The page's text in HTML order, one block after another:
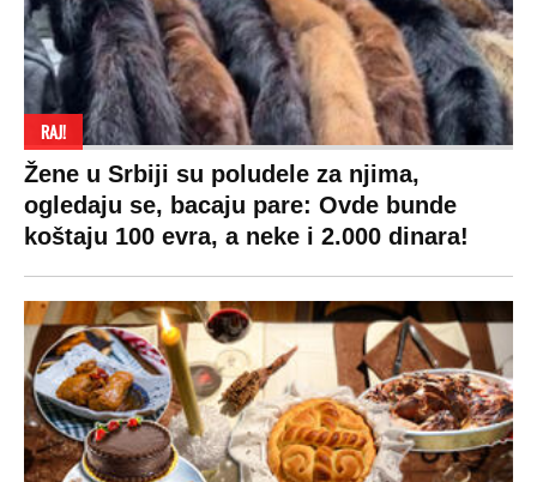
Ekonomija
Beograd
Zasadi drvo
Kosovo
Sudbine
Kviz
Ostali sportovi
Navijači
Showtime
LIFESTYLE
Život
Stil
Zdravlje
Hi-Tech
Kultura
SVET
Planeta
Globalno zagrevanje
Hrvatska
BiH
Crna Gora
Makedonija
Auto
MONDO INC.
Impressum
Kontakt
Politika o kolačićima
Uslovi korišćenja
Politika privatnosti
Privacy policy
Terms of service
Prijatelji sajta